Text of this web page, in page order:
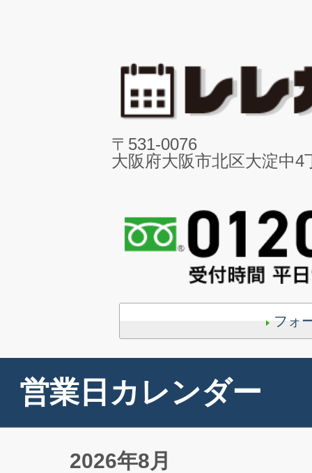
〒531-0076
大阪府大阪市北区大淀中4
フォ
営業日カレンダー
2026年8月